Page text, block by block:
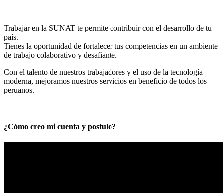
Trabajar en la SUNAT te permite contribuir con el desarrollo de tu
país.
Tienes la oportunidad de fortalecer tus competencias en un ambiente
de trabajo colaborativo y desafiante.
Con el talento de nuestros trabajadores y el uso de la tecnología
moderna, mejoramos nuestros servicios en beneficio de todos los
peruanos.
¿Cómo creo mi cuenta y postulo?